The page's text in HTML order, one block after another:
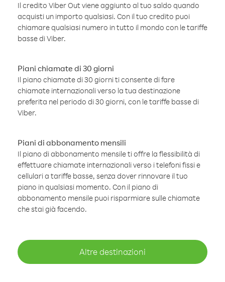
Il credito Viber Out viene aggiunto al tuo saldo quando
acquisti un importo qualsiasi. Con il tuo credito puoi
chiamare qualsiasi numero in tutto il mondo con le tariffe
basse di Viber.
Piani chiamate di 30 giorni
Il piano chiamate di 30 giorni ti consente di fare
chiamate internazionali verso la tua destinazione
preferita nel periodo di 30 giorni, con le tariffe basse di
Viber.
Piani di abbonamento mensili
Il piano di abbonamento mensile ti offre la flessibilità di
effettuare chiamate internazionali verso i telefoni fissi e
cellulari a tariffe basse, senza dover rinnovare il tuo
piano in qualsiasi momento. Con il piano di
abbonamento mensile puoi risparmiare sulle chiamate
che stai già facendo.
Altre destinazioni